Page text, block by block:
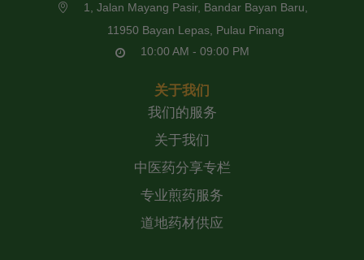
1, Jalan Mayang Pasir, Bandar Bayan Baru,
11950 Bayan Lepas, Pulau Pinang
10:00 AM - 09:00 PM
关于我们
我们的服务
关于我们
中医药分享专栏
专业煎药服务
道地药材供应